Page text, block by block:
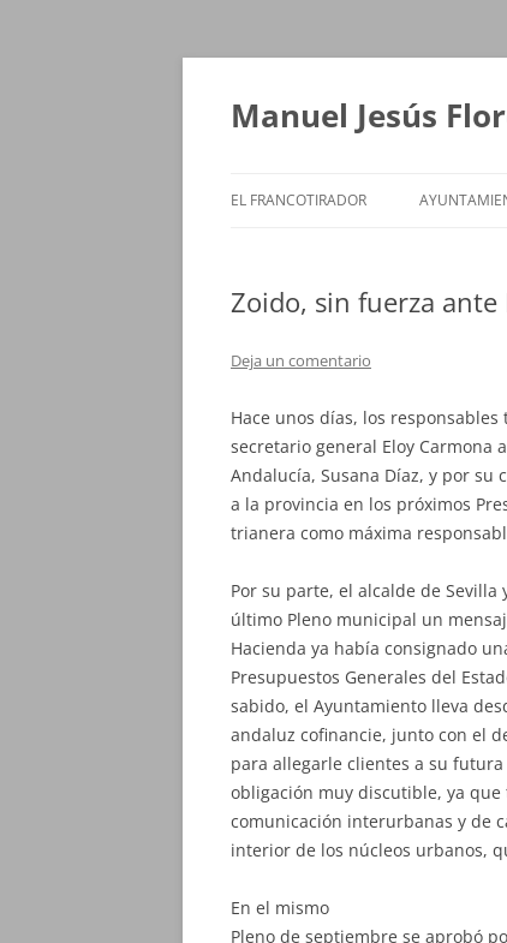
Saltar
Manuel Jesús
EL FRANCOTIRADOR
Zoido, sin fuerza ante
Deja un comentario
Hace unos días, los
secretario general Eloy Carmona
Andalucía, Susana Díaz, y por
a la provincia en los próximos
trianera como máxima
Por su parte, el alcalde de Sevilla
último Pleno municipal un
Hacienda ya había consignado
Presupuestos Generales del
sabido, el Ayuntamiento lleva
andaluz cofinancie, junto con el
para allegarle clientes a su
obligación muy discutible, ya que
comunicación interurbanas y de
interior de los núcleos urbanos,
En el mismo
Pleno de septiembre se aprobó